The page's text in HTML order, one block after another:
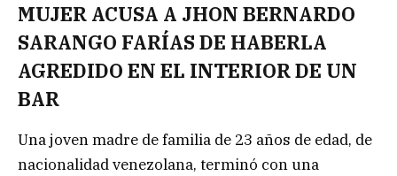
MUJER ACUSA A JHON BERNARDO
SARANGO FARÍAS DE HABERLA
AGREDIDO EN EL INTERIOR DE UN
BAR
Una joven madre de familia de 23 años de edad, de
nacionalidad venezolana, terminó con una